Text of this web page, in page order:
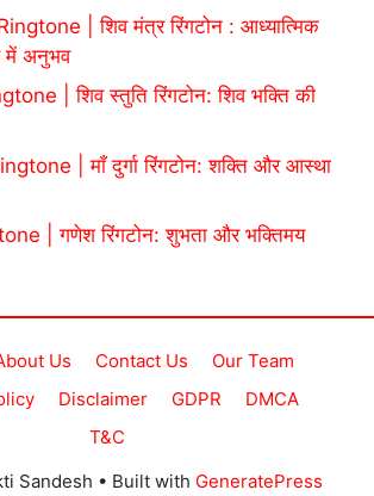
| शिव मंत्र रिंगटोन : आध्यात्मिक
में अनुभव
| शिव स्तुति रिंगटोन: शिव भक्ति की
| माँ दुर्गा रिंगटोन: शक्ति और आस्था
| गणेश रिंगटोन: शुभता और भक्तिमय
Us Contact Us
Our Team
Disclaimer GDPR
DMCA
T&C
Sandesh • Built with GeneratePress